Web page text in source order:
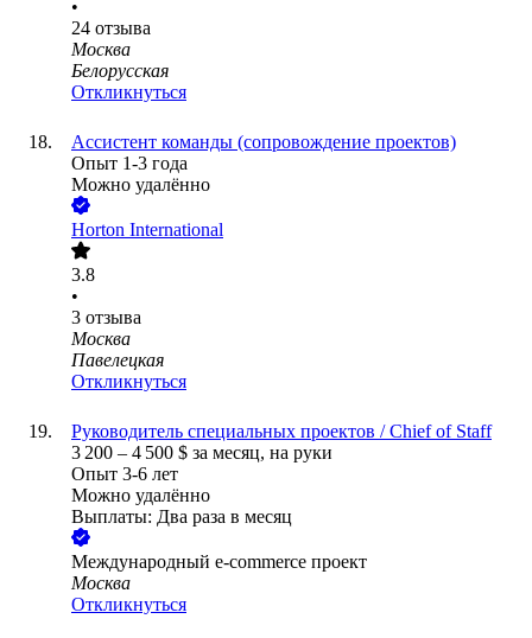
•
24 отзыва
Москва
Белорусская
Откликнуться
Ассистент команды (сопровождение проектов)
Опыт 1-3 года
Можно удалённо
Horton International
3.8
•
3 отзыва
Москва
Павелецкая
Откликнуться
Руководитель специальных проектов / Chief of Staff
3 200 – 4 500 $ за месяц, на руки
Опыт 3-6 лет
Можно удалённо
Выплаты: Два раза в месяц
Международный e-commerce проект
Москва
Откликнуться